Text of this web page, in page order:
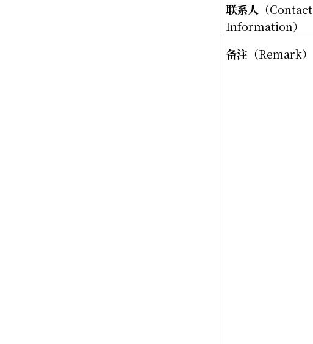
联系人 （Contact
Information）
备注 （Remark）